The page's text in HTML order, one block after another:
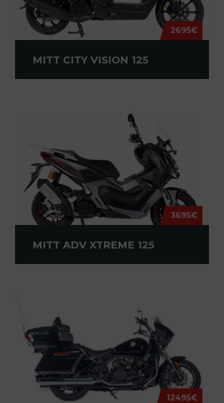
2695€
MITT CITY VISION 125
3695€
MITT ADV XTREME 125
12495€